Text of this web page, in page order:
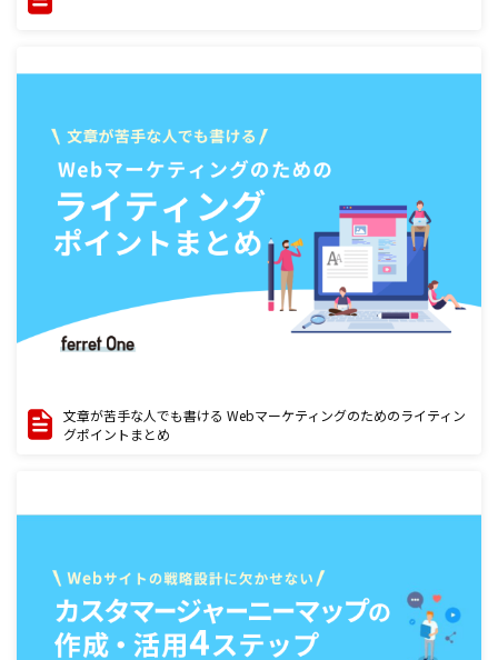
文章が苦手な人でも書ける Webマーケティングのためのライティン
グポイントまとめ